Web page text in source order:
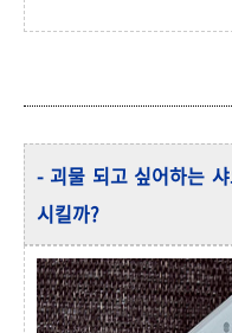
- 괴물 되고 싶어하는
시킬까?